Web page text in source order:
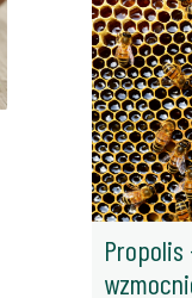
27-10-2025
Pelargonia -
mieszanek